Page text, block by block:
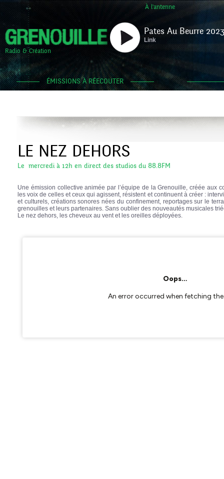
À l'antenne
Radio & Création
Pates Au Beurre
Link
ÉMISSIONS À RÉECOUTER
LE NEZ DEHORS
Le mercredi à 12h en direct des studios du 88.8FM
Une émission collective animée par l’équipe de la Grenouille, créée aux
les voix de celles et ceux qui agissent, résistent et continuent à créer :
et culturels, créations sonores nées du confinement, reportages sur le
grenouilles et leurs partenaires. Sans oublier des nouveautés musicales
Le nez dehors, les cheveux au vent et les oreilles déployées.